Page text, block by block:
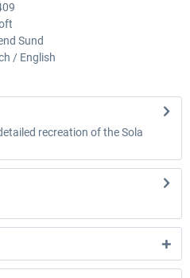
Sund
/ English
recreation of the Sola